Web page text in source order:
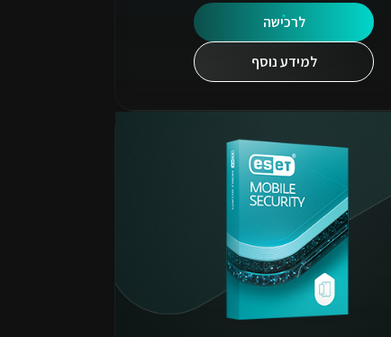
לרכישה
למידע נוסף